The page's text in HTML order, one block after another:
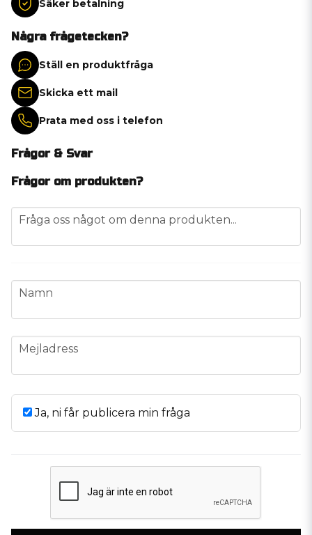
Säker betalning
Några frågetecken?
Ställ en produktfråga
Skicka ett mail
Prata med oss i telefon
Frågor & Svar
Frågor om produkten?
question
Fråga oss något om denna produkten...
name
Namn
email
Mejladress
Ja, ni får publicera min fråga